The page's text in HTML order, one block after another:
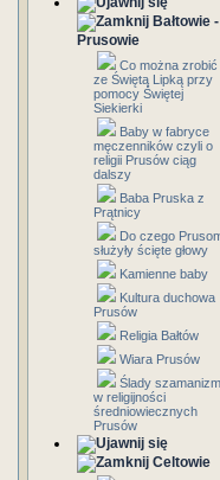
Bałtowie -
Prusowie
Co można zrobić
ze Świętą Lipką przy
pomocy Świętej
Siekierki
Baby w fabryce
męczenników czyli o
religii Prusów ciąg
dalszy
Baba Pruska z
Prątnicy
Do czego
służyły ścięte głowy
Kamienne baby
Kultura duchowa
Prusów
Religia Bałtów
Wiara Prusów
Ślady
w religijności
średniowiecznych
Prusów
Celtowie